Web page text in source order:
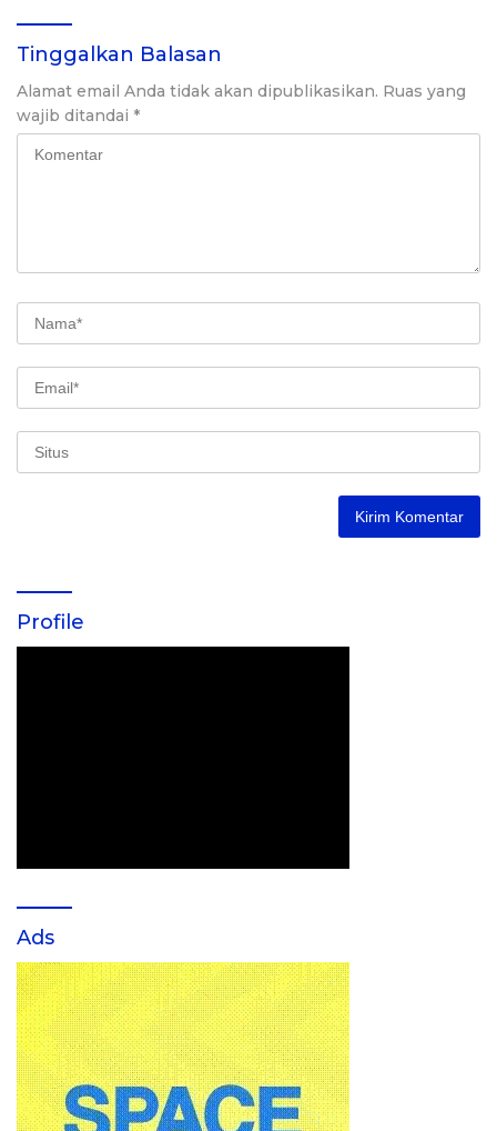
Tinggalkan Balasan
Alamat email Anda tidak akan dipublikasikan. Ruas yang
wajib ditandai *
Profile
Ads